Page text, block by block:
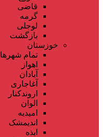
قاضی
گرمه
لوجلی
بازگشت
خوزستان
تمام شهر‌ها
اهواز
آبادان
آغاجاری
اروندکنار
الوان
امیدیه
اندیمشک
ایذه